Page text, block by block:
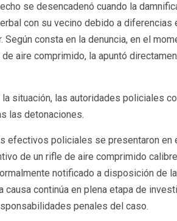
se desencadenó cuando la
con su vecino debido a diferencias
consta en la denuncia, en el
aire comprimido, la apuntó
situación, las autoridades policiales
las detonaciones.
efectivos policiales se presentaron en
de un rifle de aire comprimido
notificado a disposición de
continúa en plena etapa de
penales del caso.